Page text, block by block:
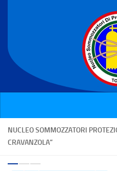
Home
Chi siamo
Attività e News
NUCLEO SOMMOZZATORI
CRAVANZOLA”